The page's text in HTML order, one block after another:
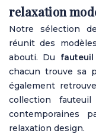
relaxation
Notre sélection
réunit des
abouti. Du
chacun trouve sa
également
collection
contemporaines
relaxation design.